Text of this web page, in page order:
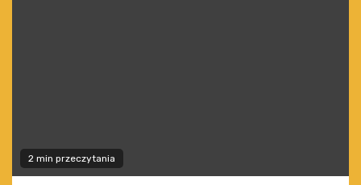
2 min przeczytania